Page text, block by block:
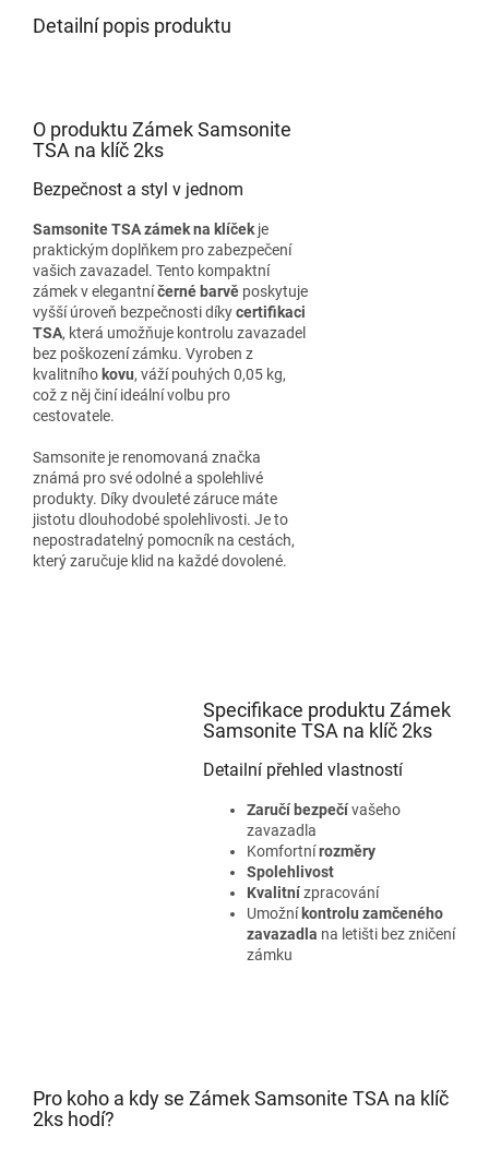
Detailní popis produktu
O produktu Zámek Samsonite
TSA na klíč 2ks
Bezpečnost a styl v jednom
Samsonite TSA zámek na klíček je
praktickým doplňkem pro zabezpečení
vašich zavazadel. Tento kompaktní
zámek v elegantníčerné barvě poskytuje
vyšší úroveň bezpečnosti díkycertifikaci
TSA, která umožňuje kontrolu zavazadel
bez poškození zámku. Vyroben z
kvalitního kovu, váží pouhých 0,05 kg,
což z něj činí ideální volbu pro
cestovatele.
Samsonite je renomovaná značka
známá pro své odolné a spolehlivé
produkty. Díky dvouleté záruce máte
jistotu dlouhodobé spolehlivosti. Je to
nepostradatelný pomocník na cestách,
který zaručuje klid na každé dovolené.
Specifikace produktu Zámek
Samsonite TSA na klíč 2ks
Detailní přehled vlastností
Zaručí bezpečívašeho
zavazadla
Komfortnírozměry
Spolehlivost
Kvalitnízpracování
Umožní kontrolu zamčeného
zavazadla na letišti bez zničení
zámku
Pro koho a kdy se Zámek Samsonite TSA na klíč
2ks hodí?